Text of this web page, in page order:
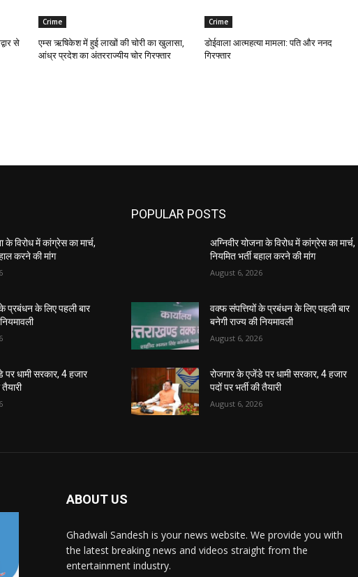
से
Crime
एम्स ऋषिकेश में हुई लाखों की चोरी का खुलासा,
आंध्र प्रदेश का अंतरराज्यीय चोर गिरफ्तार
Crime
डोईवाला आत्महत्या मामला: पति और ननद
गिरफ्तार
के विरोध में कांग्रेस का मार्च,
करने की मांग
प्रबंधन के लिए पहली बार
पर धामी सरकार, 4 हजार
POPULAR POSTS
अग्निवीर योजना के विरोध में कांग्रेस का मार्च,
नियमित भर्ती बहाल करने की मांग
August 6, 2026
वक्फ संपत्तियों के प्रबंधन के लिए पहली बार
बनेगी राज्य की नियमावली
August 6, 2026
रोजगार के एजेंडे पर धामी सरकार, 4 हजार
पदों पर भर्ती की तैयारी
August 6, 2026
ABOUT US
Ghadwali Sandesh is your news website. We provide you with
the latest breaking news and videos straight from the
entertainment industry.